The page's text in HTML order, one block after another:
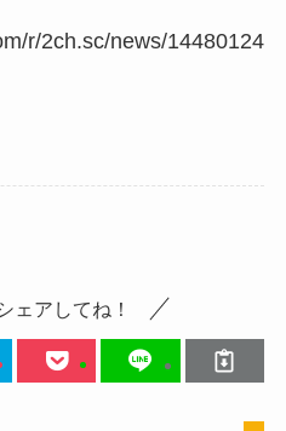
r/2ch.sc/news/14480124
ェアしてね！